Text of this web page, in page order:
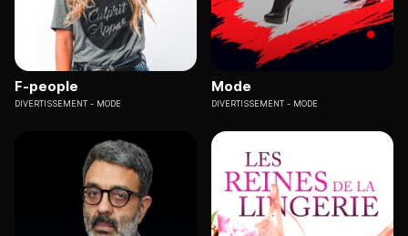
F-people
DIVERTISSEMENT MODE
Mode
DIVERTISSEMENT MODE